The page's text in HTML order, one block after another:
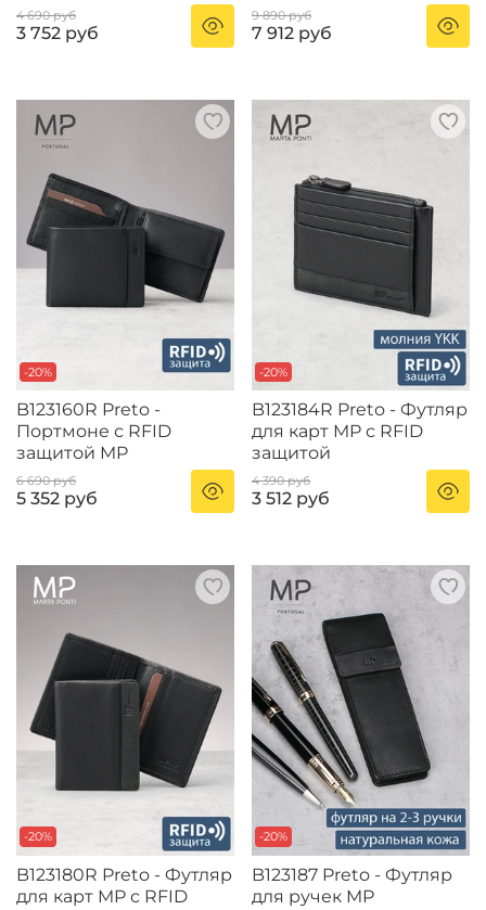
4 690 руб
3 752 руб
9 890 руб
7 912 руб
-20%
B123160R Preto -
Портмоне с RFID
защитой MP
6 690 руб
5 352 руб
-20%
B123184R Preto - Футляр
для карт MP с RFID
защитой
4 390 руб
3 512 руб
-20%
B123180R Preto - Футляр
для карт MP с RFID
-20%
B123187 Preto - Футляр
для ручек MP